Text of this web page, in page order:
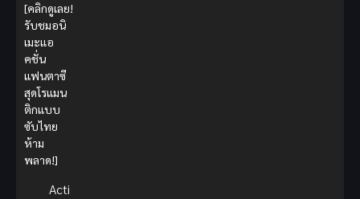
[คลิกดูเลย!
รับชมอนิ
เมะแอ
คชั่น
แฟนตาซี
สุดโรแมน
ติกแบบ
ซับไทย
ห้าม
พลาด!]
Acti